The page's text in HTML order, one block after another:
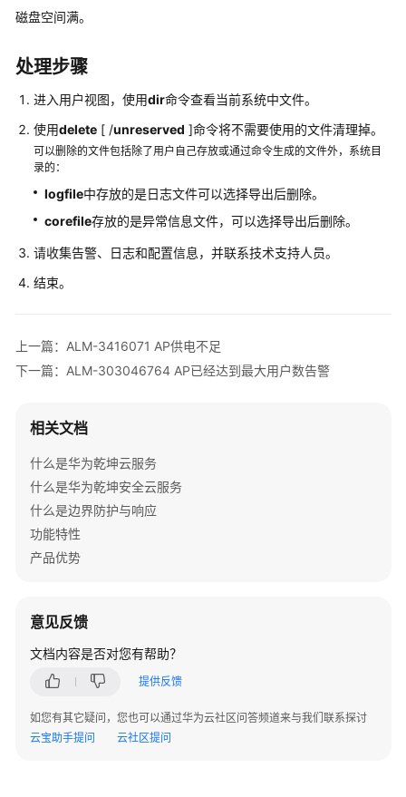
档
规
清
单
License
介
设
告
理
本
设
备
告
警
本
告
警
V200
版
磁盘空间满。
处理步骤
进入用户视图，使用dir命令查看当前系统中文件。
使用delete [ /unreserved ]命令将不需要使用的文件清理掉。
可以删除的文件包括除了用户自己存放或通过命令生成的文件外，系统目
录的：
logfile中存放的是日志文件可以选择导出后删除。
corefile存放的是异常信息文件，可以选择导出后删除。
请收集告警、日志和配置信息，并联系技术支持人员。
结束。
上一篇：ALM-3416071 AP供电不足
下一篇：ALM-303046764 AP已经达到最大用户数告警
相关文档
什么是华为乾坤云服务
什么是华为乾坤安全云服务
什么是边界防护与响应
功能特性
产品优势
意见反馈
文档内容是否对您有帮助？
提供反馈
如您有其它疑问，您也可以通过华为云社区问答频道来与我们联系探讨
云宝助手提问
云社区提问